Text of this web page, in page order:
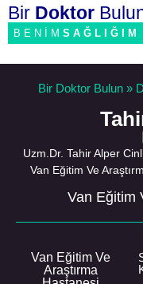
Bir Doktor
BENİM SAĞLIĞIM
Bir Doktor Bulun »
Uzm.Dr. Tahir Alper
Van Eğitim Ve
Van Eğitim
Van Eğitim Ve
Araştırma